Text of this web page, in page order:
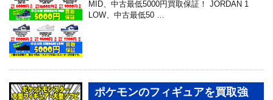
MID、中古最低5000円買取保証！ JORDAN 1
LOW、中古最低50 …
ポケモンのフィギュアを買取強